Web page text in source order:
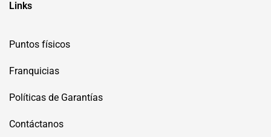
Links
Puntos físicos
Franquicias
Políticas de Garantías
Contáctanos